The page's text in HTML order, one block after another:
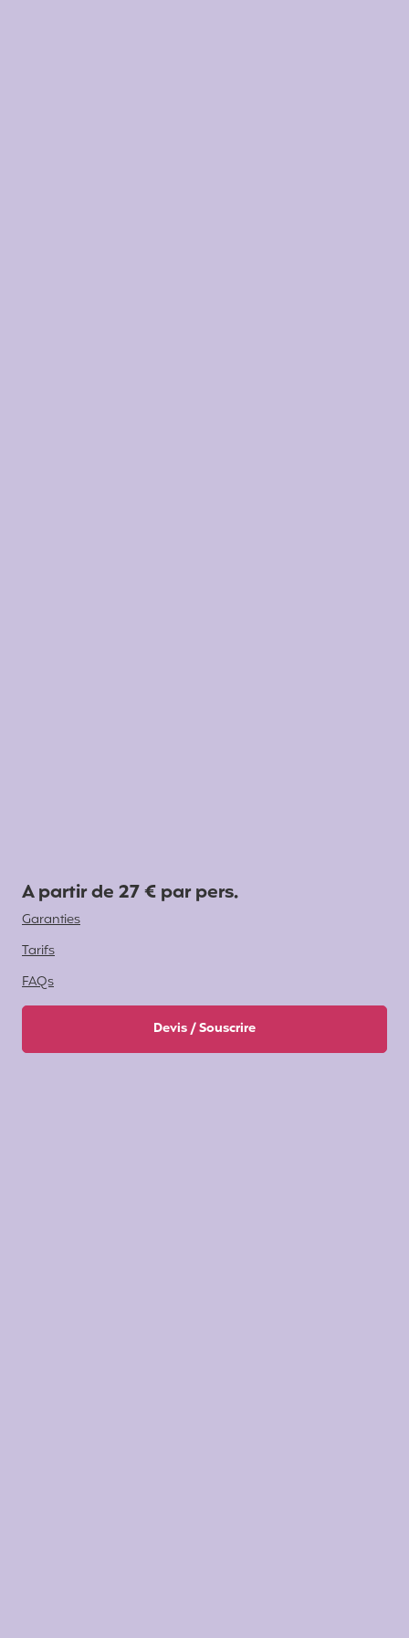
A partir de 27 € par pers.
Garanties
Tarifs
FAQs
Devis / Souscrire